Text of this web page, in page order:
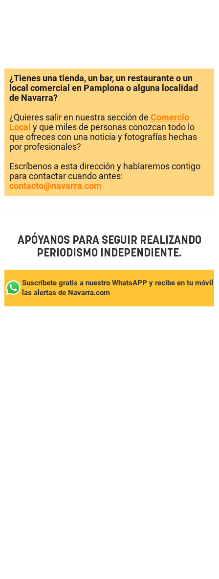
¿Tienes una tienda, un bar, un restaurante o un
local comercial en Pamplona o alguna localidad
de Navarra?
¿Quieres salir en nuestra sección de Comercio
Local y que miles de personas conozcan todo lo
que ofreces con una noticia y fotografías hechas
por profesionales?
Escríbenos a esta dirección y hablaremos contigo
para contactar cuando antes:
contacto@navarra.com
APÓYANOS PARA SEGUIR REALIZANDO
PERIODISMO INDEPENDIENTE.
Suscríbete gratis a nuestro WhatsAPP y recibe en tu móvil
las alertas de Navarra.com